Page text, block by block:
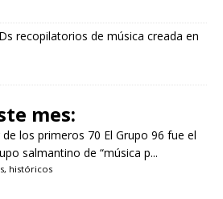
recopilatorios de música creada en
mes:
los primeros 70 El Grupo 96 fue el
salmantino de “música p...
, históricos